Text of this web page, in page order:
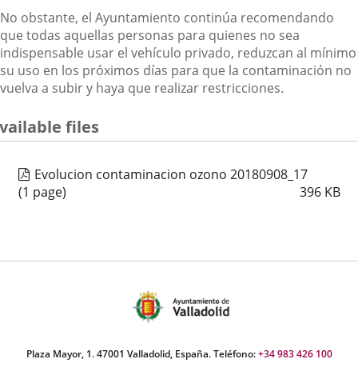
una
aplicación
externa.
No obstante, el Ayuntamiento continúa recomendando
que todas aquellas personas para quienes no sea
indispensable usar el vehículo privado, reduzcan al mínimo
su uso en los próximos días para que la contaminación no
vuelva a subir y haya que realizar restricciones.
files
Evolucion contaminacion ozono 20180908_17
396 KB
(1 page)
Plaza Mayor, 1. 47001 Valladolid, España. Teléfono:+34 983 426 100